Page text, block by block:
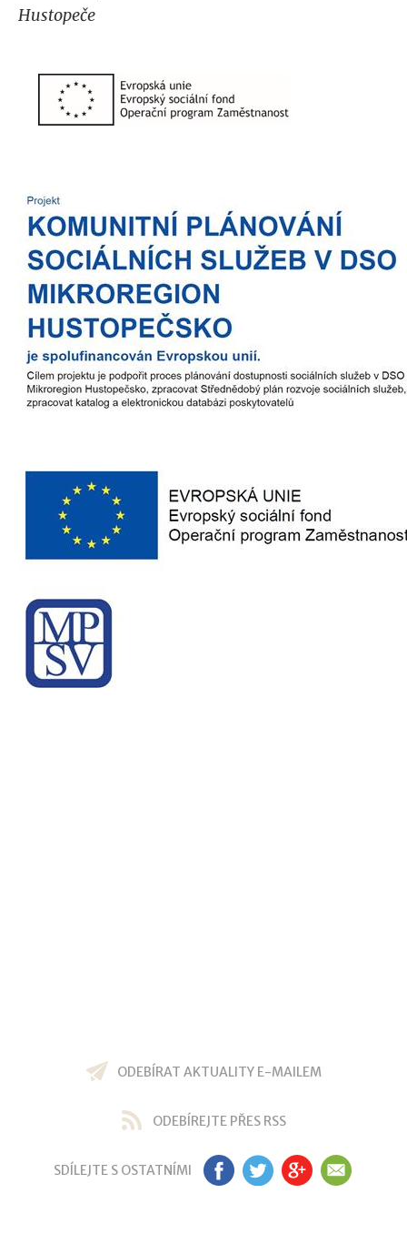
Hustopeče
ODEBÍRAT AKTUALITY E-MAILEM
ODEBÍREJTE PŘES RSS
SDÍLEJTE S OSTATNÍMI FB TW GP EM